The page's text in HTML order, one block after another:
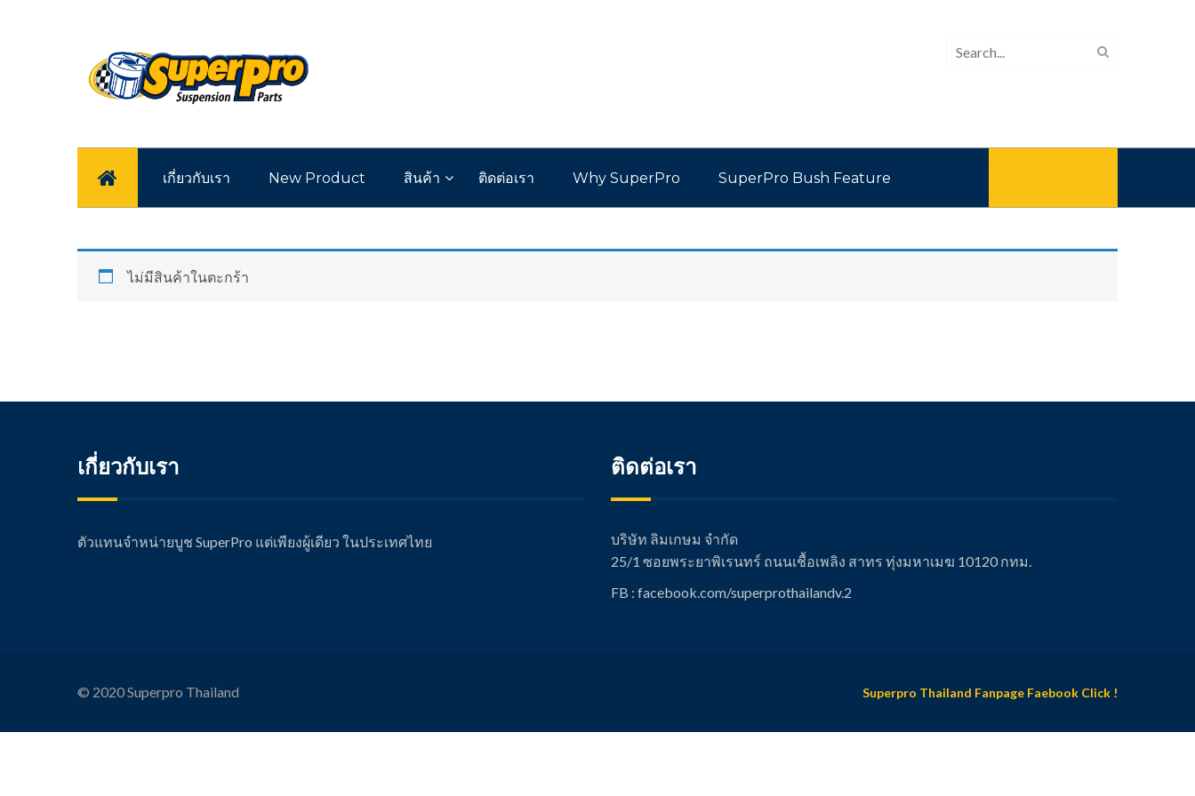
หน้าแรก เกี่ยวกับเรา New Product สินค้า ติดต่อเรา Why SuperPro SuperPro Bush Feature
ไม่มีสินค้าในตะกร้า
เกี่ยวกับเรา
ตัวแทนจำหน่ายบูช SuperPro แต่เพียงผู้เดียว ในประเทศไทย
ติดต่อเรา
บริษัท ลิมเกษม จำกัด
25/1 ซอยพระยาพิเรนทร์ ถนนเชื้อเพลิง สาทร ทุ่งมหาเมฆ 10120 กทม.
FB : facebook.com/superprothailandv.2
© 2020 Superpro Thailand Superpro Thailand Fanpage Faebook Click !